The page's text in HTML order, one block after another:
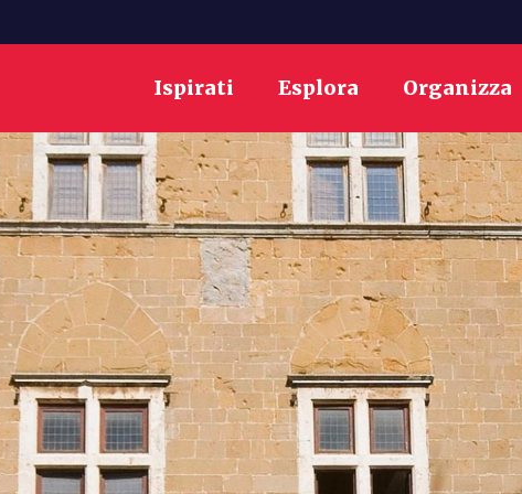
Ispirati Esplora Organizza